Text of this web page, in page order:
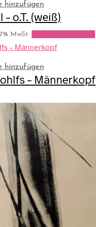
hinzufügen
o.T. (weiß)
MwSt.
hinzufügen
– Männerkopf